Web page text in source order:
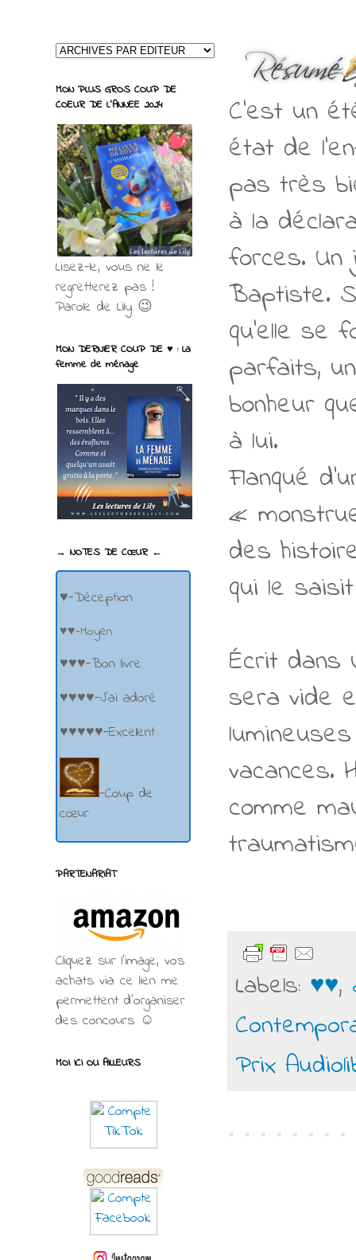
C’est un
état de
pas très
à la
forces. Un
Baptiste.
qu’elle se
parfaits,
bonheur
à lui.
Flanqué
«
des
qui le
Écrit dans
sera vide
vacances.
comme
Labels: ♥♥,
Prix
MON PLUS GROS COUP DE
COEUR DE L'ANNEE 2024
Lisez-le, vous ne le
regretterez pas !
Parole de Lily 😉
MON DERNIER COUP DE ♥ : La
femme de ménage
→ NOTES DE CŒUR ←
♥-Déception
♥♥-Moyen
♥♥♥-Bon livre
♥♥♥♥-J'ai adoré
♥♥♥♥♥-Excellent
-Coup de
cœur
PARTENARIAT
Cliquez sur l'image, vos
achats via ce lien me
permettent d’organiser
des concours ☺
MOI ICI OU AILLEURS